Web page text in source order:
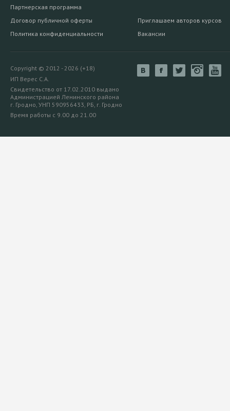
Партнерская программа
Договор публичной оферты
Политика конфиденциальности
Приглашаем авторов курсов
Вакансии
Copyright © 2012 - 2026 (+18)
ИП Верес С.А.
Свидетельство от 17.02.2010 выдано
Администрацией Ленинского района
г. Гродно, УНП 590956433, РБ, г. Гродно
Время работы с 9.00 до 21.00